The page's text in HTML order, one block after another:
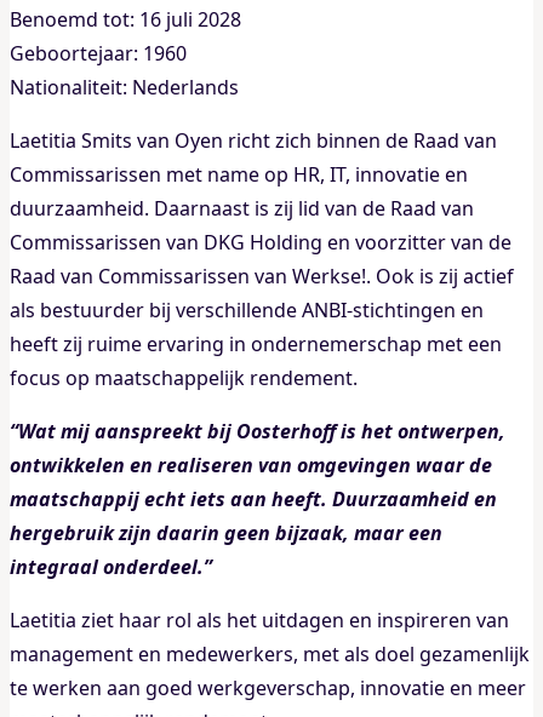
Benoemd tot: 16 juli 2028
Geboortejaar: 1960
Nationaliteit: Nederlands
Laetitia Smits van Oyen richt zich binnen de Raad van
Commissarissen met name op HR, IT, innovatie en
duurzaamheid. Daarnaast is zij lid van de Raad van
Commissarissen van DKG Holding en voorzitter van de
Raad van Commissarissen van Werkse!. Ook is zij actief
als bestuurder bij verschillende ANBI‑stichtingen en
heeft zij ruime ervaring in ondernemerschap met een
focus op maatschappelijk rendement.
“Wat mij aanspreekt bij Oosterhoff is het ontwerpen,
ontwikkelen en realiseren van omgevingen waar de
maatschappij echt iets aan heeft. Duurzaamheid en
hergebruik zijn daarin geen bijzaak, maar een
integraal onderdeel.”
Laetitia ziet haar rol als het uitdagen en inspireren van
management en medewerkers, met als doel gezamenlijk
te werken aan goed werkgeverschap, innovatie en meer